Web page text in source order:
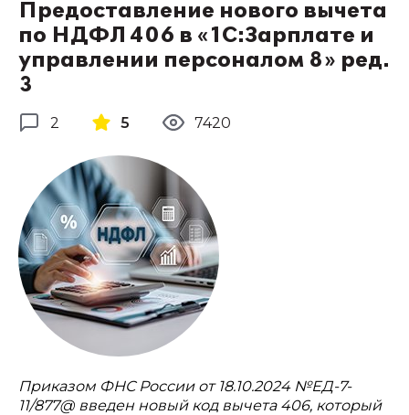
Предоставление нового вычета
по НДФЛ 406 в «1С:Зарплате и
управлении персоналом 8» ред.
3
2 5 7420
Приказом ФНС России от 18.10.2024 №ЕД-7-
11/877@ введен новый код вычета 406, который